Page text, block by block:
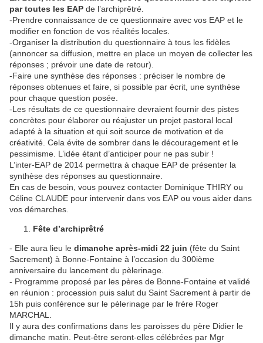
par toutes les EAP de l’archiprêtré.
-Prendre connaissance de ce questionnaire avec vos EAP et le
modifier en fonction de vos réalités locales.
-Organiser la distribution du questionnaire à tous les fidèles
(annoncer sa diffusion, mettre en place un moyen de collecter les
réponses ; prévoir une date de retour).
-Faire une synthèse des réponses : préciser le nombre de
réponses obtenues et faire, si possible par écrit, une synthèse
pour chaque question posée.
-Les résultats de ce questionnaire devraient fournir des pistes
concrètes pour élaborer ou réajuster un projet pastoral local
adapté à la situation et qui soit source de motivation et de
créativité. Cela évite de sombrer dans le découragement et le
pessimisme. L’idée étant d’anticiper pour ne pas subir !
L’inter-EAP de 2014 permettra à chaque EAP de présenter la
synthèse des réponses au questionnaire.
En cas de besoin, vous pouvez contacter Dominique THIRY ou
Céline CLAUDE pour intervenir dans vos EAP ou vous aider dans
vos démarches.
Fête d’archiprêtré
- Elle aura lieu le dimanche après-midi 22 juin (fête du Saint
Sacrement) à Bonne-Fontaine à l’occasion du 300ième
anniversaire du lancement du pèlerinage.
- Programme proposé par les pères de Bonne-Fontaine et validé
en réunion : procession puis salut du Saint Sacrement à partir de
15h puis conférence sur le pèlerinage par le frère Roger
MARCHAL.
Il y aura des confirmations dans les paroisses du père Didier le
dimanche matin. Peut-être seront-elles célébrées par Mgr